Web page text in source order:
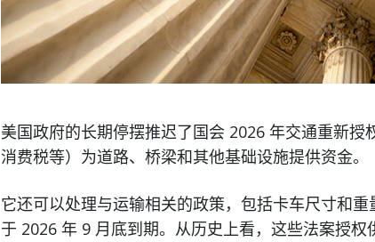
美国政府的长期停摆推迟了国会 2026 年交通重新授
消费税等）为道路、桥梁和其他基础设施提供资金。
它还可以处理与运输相关的政策，包括卡车尺寸和
于 2026 年 9 月底到期。从历史上看，这些法案授权